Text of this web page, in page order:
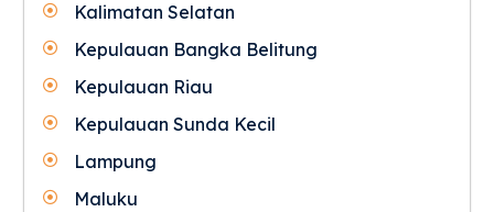
Kalimatan Selatan
Kepulauan Bangka Belitung
Kepulauan Riau
Kepulauan Sunda Kecil
Lampung
Maluku